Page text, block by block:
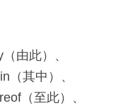
由此）、
（其中）、
（至此）、